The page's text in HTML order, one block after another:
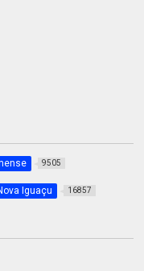
9505
Iguaçu 16857